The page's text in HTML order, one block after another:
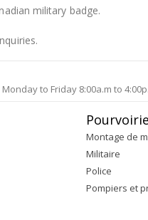
military badge.
Monday to Friday 8:00a.m to
Pourvoirie
Montage de
Militaire
Police
Pompiers et